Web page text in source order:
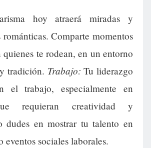
hoy atraerá miradas y
Comparte momentos
te rodean, en un entorno
tradición. Trabajo: Tu liderazgo
el trabajo, especialmente en
requieran creatividad y
dudes en mostrar tu talento en
eventos sociales laborales.